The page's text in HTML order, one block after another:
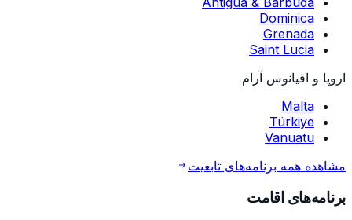
Dominica
Grenada
Saint Lucia
اروپا و اقیانوس آرام
Malta
Türkiye
Vanuatu
مشاهده همه برنامه‌های تابعیت
برنامه‌های اقامت